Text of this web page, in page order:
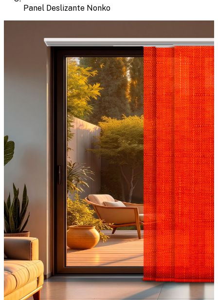
Panel Deslizante Nonko